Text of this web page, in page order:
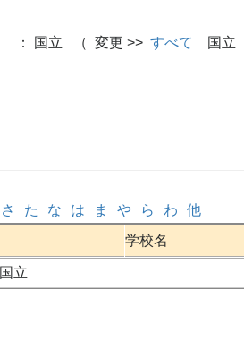
： 国立 （ 変更 >> すべて 国立
さ た な は ま や ら わ
他
学校名
国立